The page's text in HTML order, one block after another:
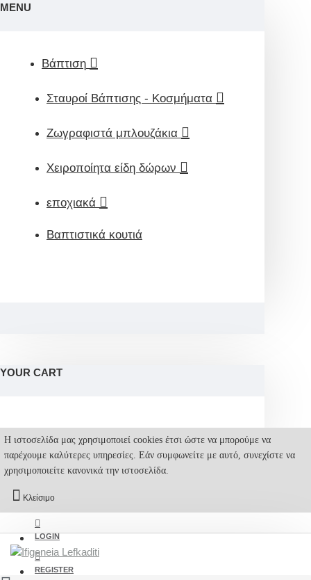
MENU
Βάπτιση
Σταυροί Βάπτισης - Κοσμήματα
Ζωγραφιστά μπλουζάκια
Χειροποίητα είδη δώρων
εποχιακά
Βαπτιστικά κουτιά
YOUR CART
Η ιστοσελίδα μας χρησιμοποιεί cookies έτσι ώστε να μπορούμε να
παρέχουμε καλύτερες υπηρεσίες. Εάν συμφωνείτε με αυτό, συνεχίστε να
χρησιμοποιείτε κανονικά την ιστοσελίδα.
Κλείσιμο
LOGIN
REGISTER